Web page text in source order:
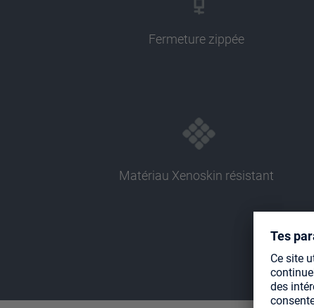
Fermeture zippée
Matériau Xenoskin résistant